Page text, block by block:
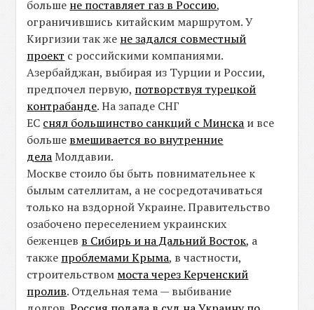
больше не поставляет газ в Россию,
ограничившись китайским маршрутом. У
Киргизии так же не задался совместный
проект с российскими компаниями.
Азербайджан, выбирая из Турции и России,
предпочел первую, потворствуя турецкой
контрабанде. На западе СНГ
ЕС снял большинство санкций с Минска и все
больше вмешивается во внутренние
делаМолдавии.
Москве стоило бы быть повнимательнее к
былым сателлитам, а не сосредотачиваться
только на вздорной Украине. Правительство
озабочено переселением украинских
беженцев в Сибирь и на Дальний Восток, а
также проблемами Крыма, в частности,
строительством моста через Керченский
пролив. Отдельная тема — выбивание